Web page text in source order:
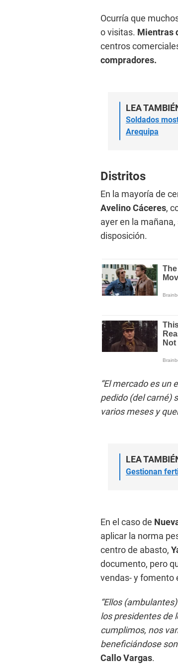
Ocurría que
o visitas. Mientras
centros
compradores.
LEA
Soldados
Arequipa
Distritos
En la mayoría de
Avelino Cáceres,
ayer en la
disposición.
“El mercado es
pedido (del carné)
varios meses y
LEA
Gestionan
En el caso de
aplicar la norma
centro de abasto,
documento, pero
vendas- y fomento
“Ellos
los presidentes de
cumplimos, nos
beneficiándose
Callo Vargas.